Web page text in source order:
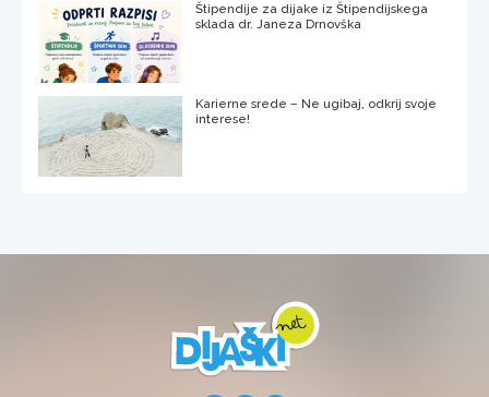
Štipendije za dijake iz Štipendijskega
sklada dr. Janeza Drnovška
Karierne srede – Ne ugibaj, odkrij svoje
interese!